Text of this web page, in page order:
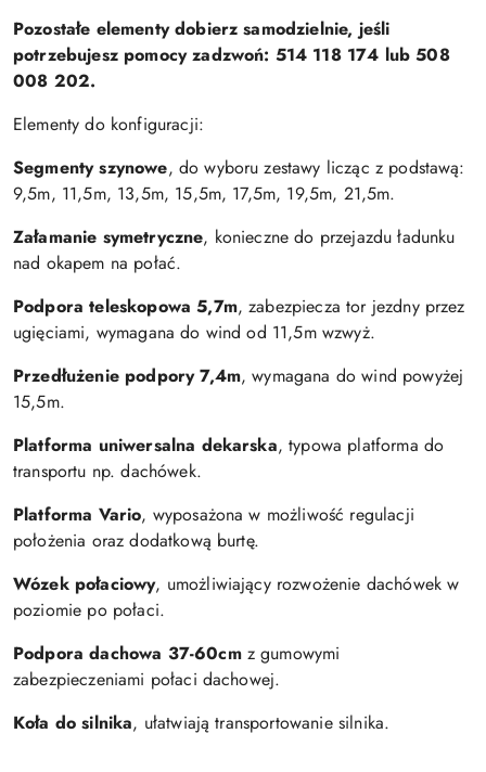
Pozostałe elementy dobierz samodzielnie, jeśli
potrzebujesz pomocy zadzwoń: 514 118 174 lub 508
008 202.
Elementy do konfiguracji:
Segmenty szynowe, do wyboru zestawy licząc z podstawą:
9,5m, 11,5m, 13,5m, 15,5m, 17,5m, 19,5m, 21,5m.
Załamanie symetryczne, konieczne do przejazdu ładunku
nad okapem na połać.
Podpora teleskopowa 5,7m, zabezpiecza tor jezdny przez
ugięciami, wymagana do wind od 11,5m wzwyż.
Przedłużenie podpory 7,4m, wymagana do wind powyżej
15,5m.
Platforma uniwersalna dekarska, typowa platforma do
transportu np. dachówek.
Platforma Vario, wyposażona w możliwość regulacji
położenia oraz dodatkową burtę.
Wózek połaciowy, umożliwiający rozwożenie dachówek w
poziomie po połaci.
Podpora dachowa 37-60cmz gumowymi
zabezpieczeniami połaci dachowej.
Koła do silnika, ułatwiają transportowanie silnika.